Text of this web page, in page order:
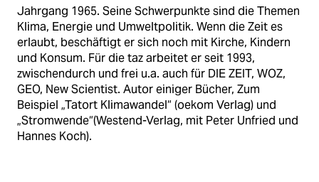
Jahrgang 1965. Seine Schwerpunkte sind die Themen
Klima, Energie und Umweltpolitik. Wenn die Zeit es
erlaubt, beschäftigt er sich noch mit Kirche, Kindern
und Konsum. Für die taz arbeitet er seit 1993,
zwischendurch und frei u.a. auch für DIE ZEIT, WOZ,
GEO, New Scientist. Autor einiger Bücher, Zum
Beispiel „Tatort Klimawandel“ (oekom Verlag) und
„Stromwende“(Westend-Verlag, mit Peter Unfried und
Hannes Koch).